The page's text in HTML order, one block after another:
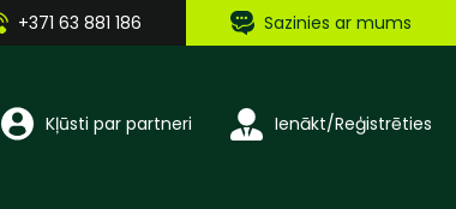
+371 63 881 186 Sazinies ar mums
Kļūsti par partneri Ienākt/Reģistrēties